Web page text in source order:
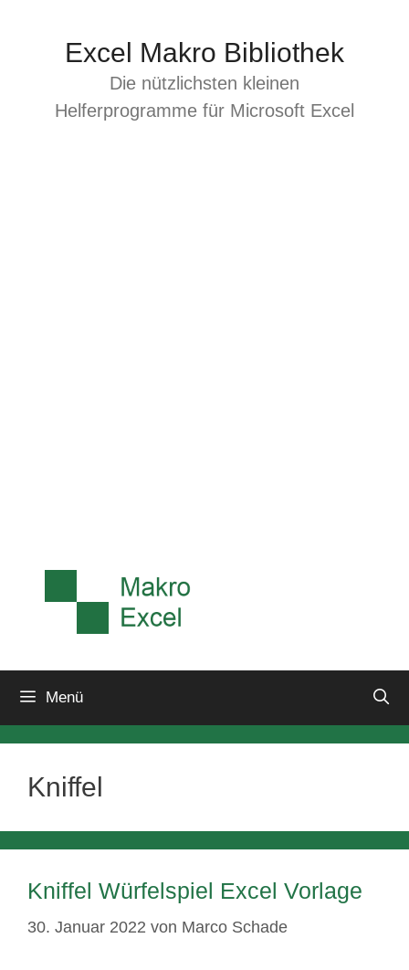
Excel Makro Bibliothek
Die nützlichsten kleinen
Helferprogramme für Microsoft Excel
Menü
Kniffel
Kniffel Würfelspiel Excel Vorlage
30. Januar 2022 von Marco Schade